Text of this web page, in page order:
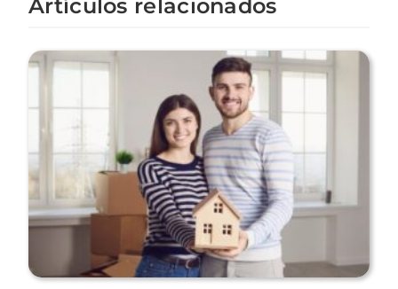
Artículos relacionados